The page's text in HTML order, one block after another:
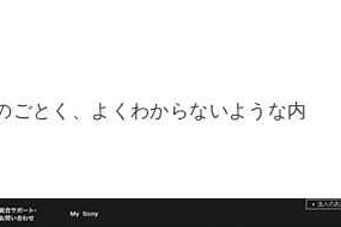
ごとく、よくわからないような内